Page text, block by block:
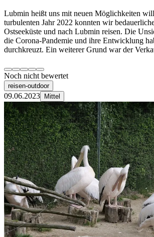
Lubmin heißt uns mit neuen Möglichkeiten
turbulenten Jahr 2022 konnten wir
Ostseeküste und nach Lubmin reisen. Die
die Corona-Pandemie und ihre Entwicklung
durchkreuzt. Ein weiterer Grund war der
Noch nicht bewertet
reisen-outdoor
09.06.2023 Mittel